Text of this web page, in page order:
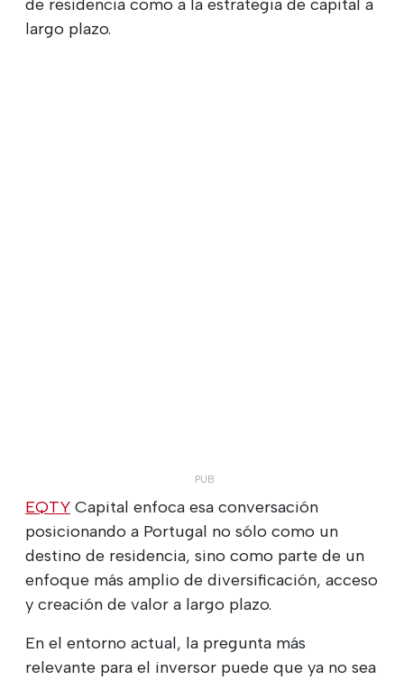
de residencia como a la estrategia de capital a
largo plazo.
EQTY Capital enfoca esa conversación
posicionando a Portugal no sólo como un
destino de residencia, sino como parte de un
enfoque más amplio de diversificación, acceso
y creación de valor a largo plazo.
En el entorno actual, la pregunta más
relevante para el inversor puede que ya no sea